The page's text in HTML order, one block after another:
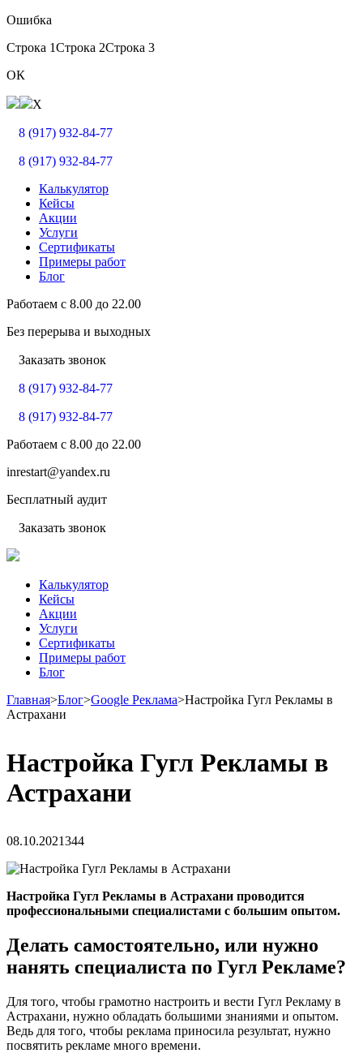
Ошибка
Строка 1Строка 2Строка 3
ОК
X
8 (917) 932-84-77
8 (917) 932-84-77
Калькулятор
Кейсы
Акции
Услуги
Сертификаты
Примеры работ
Блог
Работаем с 8.00 до 22.00
Без перерыва и выходных
Заказать звонок
8 (917) 932-84-77
8 (917) 932-84-77
Работаем с 8.00 до 22.00
inrestart@yandex.ru
Бесплатный аудит
Заказать звонок
Калькулятор
Кейсы
Акции
Услуги
Сертификаты
Примеры работ
Блог
Главная>Блог>Google Реклама>Настройка Гугл Рекламы в
Астрахани
Настройка Гугл Рекламы в
Астрахани
08.10.2021344
Настройка Гугл Рекламы в Астрахани проводится
профессиональными специалистами с большим опытом.
Делать самостоятельно, или нужно
нанять специалиста по Гугл Рекламе?
Для того, чтобы грамотно настроить и вести Гугл Рекламу в
Астрахани, нужно обладать большими знаниями и опытом.
Ведь для того, чтобы реклама приносила результат, нужно
посвятить рекламе много времени.